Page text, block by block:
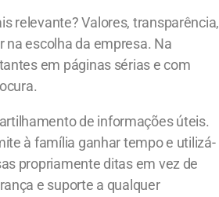
relevante? Valores, transparência,
na escolha da empresa. Na
em páginas sérias e com
de informações úteis.
à família ganhar tempo e utilizá-
propriamente ditas em vez de
e suporte a qualquer